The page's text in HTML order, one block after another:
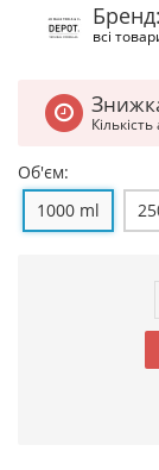
всі
Об'єм:
1000 ml